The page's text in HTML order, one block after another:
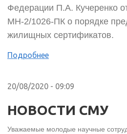
Федерации П.А. Кучеренко
МН-2/1026-ПК о порядке
жилищных сертификатов.
Подробнее
20/08/2020 - 09:09
НОВОСТИ СМУ
Уважаемые молодые научные